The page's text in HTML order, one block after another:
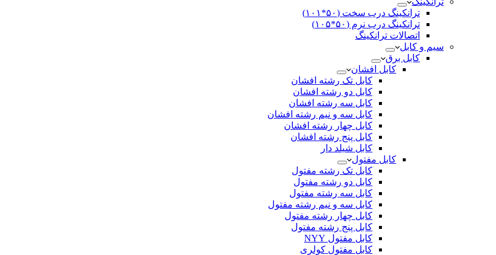
ترانکینگ درب سخت (۵۰*۱۰۱)
ترانکینگ درب نرم (۵۰*۱۰۵)
اتصالات ترانکینگ
سیم و کابل
کابل برق
کابل افشان
کابل تک رشته افشان
کابل دو رشته افشان
کابل سه رشته افشان
کابل سه و نیم رشته افشان
کابل چهار رشته افشان
کابل پنج رشته افشان
کابل شیلد دار
کابل مفتول
کابل تک رشته مفتول
کابل دو رشته مفتول
کابل سه رشته مفتول
کابل سه و نیم رشته مفتول
کابل چهار رشته مفتول
کابل پنج رشته مفتول
کابل مفتول NYY
کابل مفتول کولری